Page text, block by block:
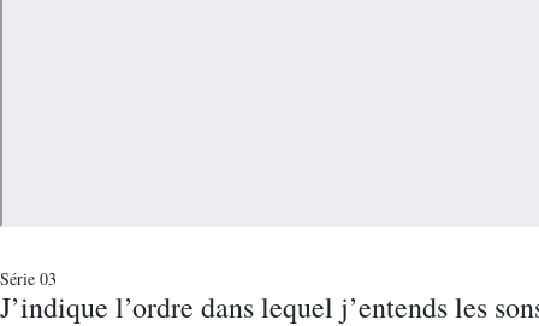
Série 03
J’indique l’ordre dans lequel j’entends les